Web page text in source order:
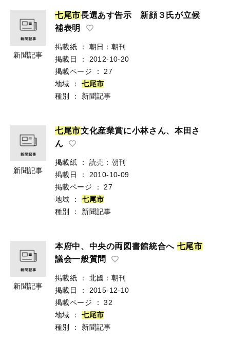
新聞記事
七尾市長選あす告示 新顔３氏が立候
補表明
掲載紙 ：
朝日：朝刊
掲載日
：
2012-10-20
掲載ページ
：
27
地域
： 七尾市
種別
： 新聞記事
新聞記事
七尾市文化産業賞に小林さん、本田さ
ん
掲載紙 ：
読売：朝刊
掲載日
：
2010-10-09
掲載ページ
：
27
地域
： 七尾市
種別
： 新聞記事
新聞記事
本府中、中央の両図書館統合へ 七尾市
議会一般質問
掲載紙 ：
北國：朝刊
掲載日
：
2015-12-10
掲載ページ
：
32
地域
： 七尾市
種別
： 新聞記事